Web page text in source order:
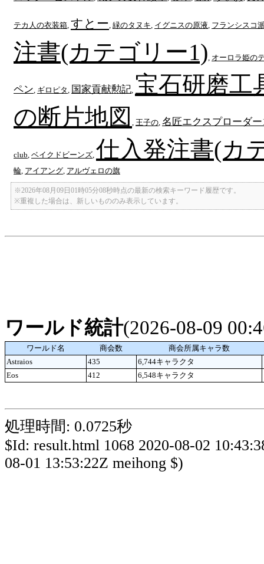
テカ人の衣装箱 すとー 緑のタヌキ イグニスの原液 フランシスコ
注書(カテゴリー1) オーロラ姫の
ペン ギロピタ 国家貢献勲記 宝石研磨工
の断片地図
王子の 名匠エクスプローダー
club ベイクドビーンズ 仕入発注書(カ
輪 アイアング アルヴェロの旗
※2026年08月09日01時05分08秒時点の最新の検索キーワード履歴です。
※重複した場合は、新しいもののみ表示しています。
ワールド統計(2026-08-09
ワールド名 商会数
商会所属キャラ数
Astraios
435 6,744キャラクタ
Eos
412 6,548キャラクタ
処理時間: 0.0725秒
$Id: result.html 1068 2020-08-02
08-01 13:53:22Z meihong $)